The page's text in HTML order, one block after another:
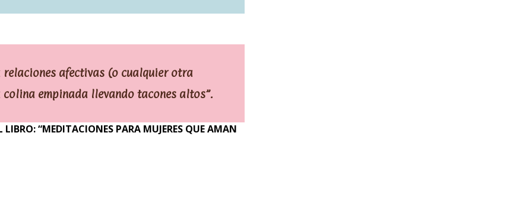
afectivas (o cualquier otra
empinada llevando tacones altos”.
“MEDITACIONES PARA MUJERES QUE AMAN